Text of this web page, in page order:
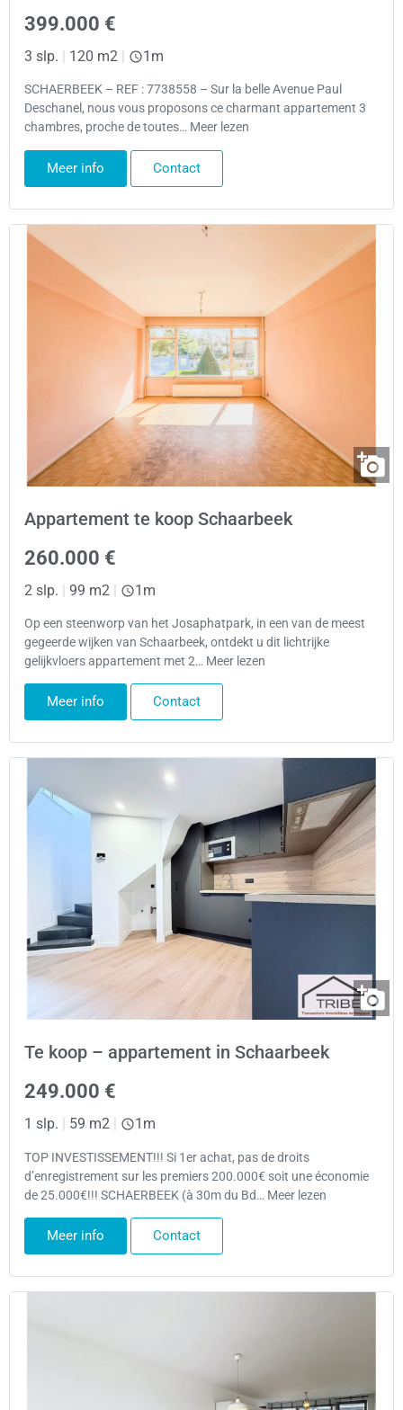
399.000 €
3 slp. | 120 m2 | 1m
SCHAERBEEK – REF : 7738558 – Sur la belle Avenue Paul
Deschanel, nous vous proposons ce charmant appartement 3
chambres, proche de toutes… Meer lezen
Meer info Contact
Appartement te koop Schaarbeek
260.000 €
2 slp. | 99 m2 | 1m
Op een steenworp van het Josaphatpark, in een van de meest
gegeerde wijken van Schaarbeek, ontdekt u dit lichtrijke
gelijkvloers appartement met 2… Meer lezen
Meer info Contact
Te koop – appartement in Schaarbeek
249.000 €
1 slp. 59 m2 1m
TOP INVESTISSEMENT!!! Si 1er achat, pas de droits
d’enregistrement sur les premiers 200.000€ soit une économie
de 25.000€!!! SCHAERBEEK (à 30m du Bd… Meer lezen
Meer info Contact